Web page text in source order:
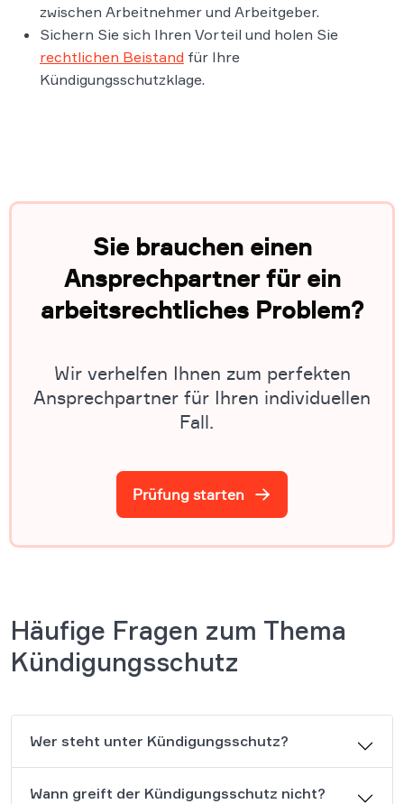
zwischen Arbeitnehmer und Arbeitgeber.
Sichern Sie sich Ihren Vorteil und holen Sie
rechtlichen Beistand für Ihre
Kündigungsschutzklage.
Häufige Fragen zum Thema
Kündigungsschutz
Wer steht unter Kündigungsschutz?
Wann greift der Kündigungsschutz nicht?